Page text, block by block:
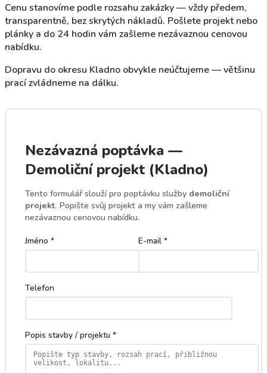
Cenu stanovíme podle rozsahu zakázky — vždy předem,
transparentně, bez skrytých nákladů. Pošlete projekt nebo
plánky a do 24 hodin vám zašleme nezávaznou cenovou
nabídku.
Dopravu do okresu Kladno obvykle neúčtujeme — většinu
prací zvládneme na dálku.
Nezávazná poptávka —
Demoliční projekt (Kladno)
Tento formulář slouží pro poptávku služby demoliční
projekt. Popište svůj projekt a my vám zašleme
nezávaznou cenovou nabídku.
Jméno * E-mail *
Telefon
Popis stavby / projektu *